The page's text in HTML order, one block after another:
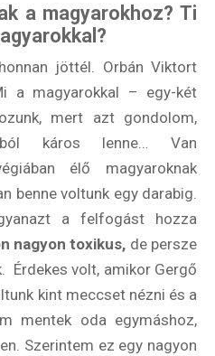
a magyarokhoz? Ti
jöttél. Orbán Viktort
a magyarokkal – egy-két
mert azt gondolom,
káros lenne… Van
élő magyaroknak
benne voltunk egy darabig.
a felfogást hozza
nagyon toxikus, de persze
Érdekes volt, amikor Gergő
kint meccset nézni és a
mentek oda egymáshoz,
Szerintem ez egy nagyon